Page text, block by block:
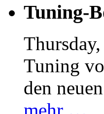
Tuning-
Tuning
den